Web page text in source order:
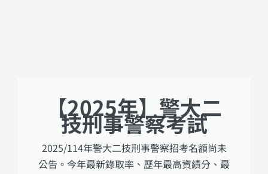
【2025年】警大二
技刑事警察考試
2025/114年警大二技刑事警察招考名額尚未
公告。今年最新錄取率、歷年最高資績分、最